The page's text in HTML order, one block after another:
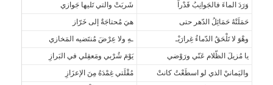
وَرَدَ الماءَ فالجَوانِبُ قَدْراً
شَربَتْ والتي تَليها جَوازي
حَمَلَتْهُ حَمَائِلُ الدّهر حتى
هيَ مُحتاجَةٌ إلى خَرّاز
وهْوَ لا تَلْحَقُ الدّماءُ غِرارَيْـ
ـهِ ولا عِرْضَ مُنتَضيه المَخازي
يا مُزيلَ الظّلام عَنّي ورَوْضي
يَوْمَ شُرْبي ومَعقِلي في البَرازِ
واليَمانيْ الذي لو اسطَعْتُ كانتْ
مُقْلَتي غِمْدَهُ مِنَ الإعزَازِ